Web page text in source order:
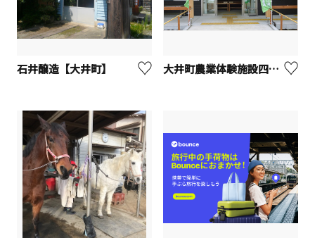
石井醸造【大井町】 大井町農業体験施設四季の里